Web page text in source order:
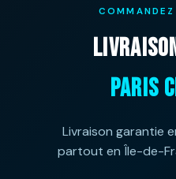
PARIS
Livraison garantie
partout en Île-de-